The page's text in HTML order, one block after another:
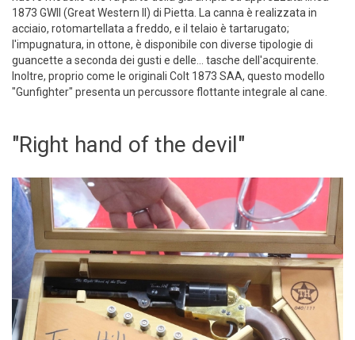
1873 GWII (Great Western II) di Pietta. La canna è realizzata in
acciaio, rotomartellata a freddo, e il telaio è tartarugato;
l'impugnatura, in ottone, è disponibile con diverse tipologie di
guancette a seconda dei gusti e delle... tasche dell'acquirente.
Inoltre, proprio come le originali Colt 1873 SAA, questo modello
"Gunfighter" presenta un percussore flottante integrale al cane.
"Right hand of the devil"